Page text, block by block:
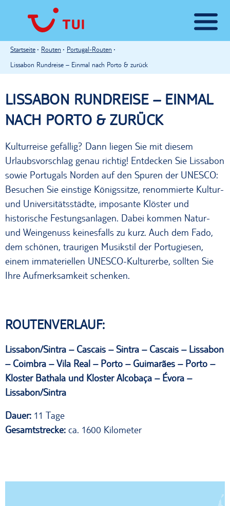
Startseite Routen
Portugal-Routen
Lissabon Rundreise – Einmal nach Porto & zurück
LISSABON RUNDREISE – EINMAL
NACH PORTO & ZURÜCK
Kulturreise gefällig? Dann liegen Sie mit diesem
Urlaubsvorschlag genau richtig! Entdecken Sie Lissabon
sowie Portugals Norden auf den Spuren der UNESCO:
Besuchen Sie einstige Königssitze, renommierte Kultur-
und Universitätsstädte, imposante Klöster und
historische Festungsanlagen. Dabei kommen Natur-
und Weingenuss keinesfalls zu kurz. Auch dem Fado,
dem schönen, traurigen Musikstil der Portugiesen,
einem immateriellen UNESCO-Kulturerbe, sollten Sie
Ihre Aufmerksamkeit schenken.
ROUTENVERLAUF:
Lissabon/Sintra – Cascais – Sintra – Cascais – Lissabon
– Coimbra – Vila Real – Porto – Guimarães – Porto –
Kloster Bathala und Kloster Alcobaça – Évora –
Lissabon/Sintra
Dauer: 11 Tage
Gesamtstrecke: ca. 1600 Kilometer